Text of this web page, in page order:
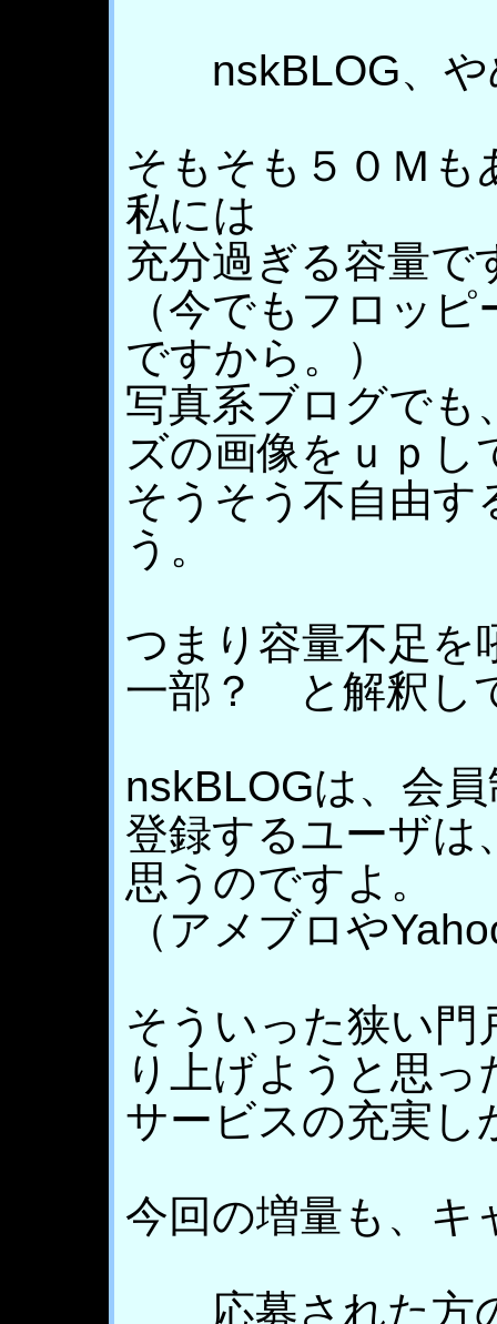
nskBLOG、や
そもそも５０Ｍも
私には
充分過ぎる容量で
（今でもフロッ
ですから。）
写真系ブログでも
ズの画像をｕｐし
そうそう不自由す
う。
つまり容量不足を
一部？ と解釈し
nskBLOGは、会
登録するユーザは
思うのですよ。
（アメブロや
そういった狭い門
り上げようと思
サービスの充実し
今回の増量も、キ
応募された方の